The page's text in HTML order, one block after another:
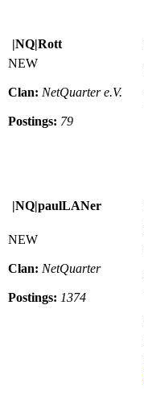
|NQ|Rott
NEW
Clan: NetQuarter e.V.
Postings: 79
|NQ|paulLANer
NEW
Clan: NetQuarter
Postings: 1374